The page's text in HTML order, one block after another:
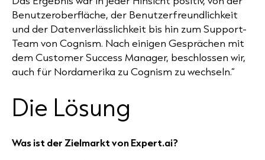
Benutzeroberfläche, der Benutzerfreundlichkeit
und der Datenverlässlichkeit bis hin zum Support-
Team von Cognism. Nach einigen Gesprächen mit
dem Customer Success Manager, beschlossen wir,
auch für Nordamerika zu Cognism zu wechseln.“
Die Lösung
Was ist der Zielmarkt von Expert.ai?